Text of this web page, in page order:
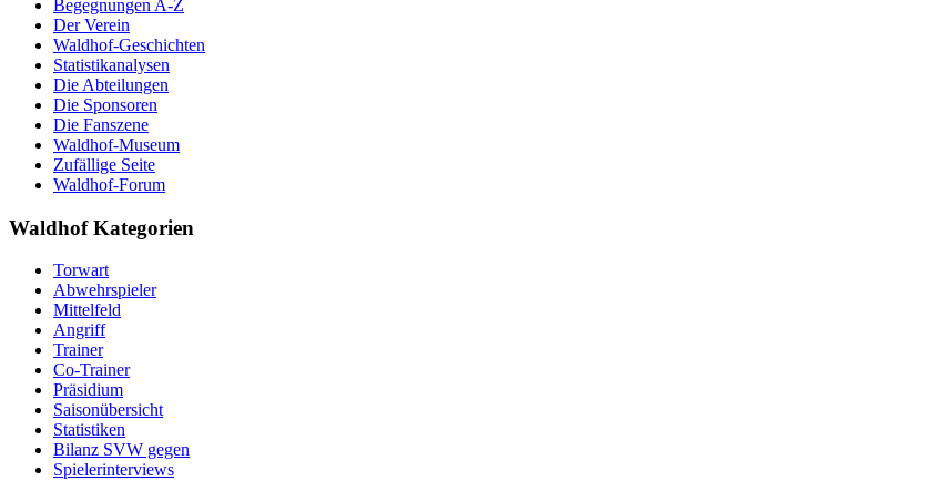
Begegnungen A-Z
Der Verein
Waldhof-Geschichten
Statistikanalysen
Die Abteilungen
Die Sponsoren
Die Fanszene
Waldhof-Museum
Zufällige Seite
Waldhof-Forum
Waldhof Kategorien
Torwart
Abwehrspieler
Mittelfeld
Angriff
Trainer
Co-Trainer
Präsidium
Saisonübersicht
Statistiken
Bilanz SVW gegen
Spielerinterviews